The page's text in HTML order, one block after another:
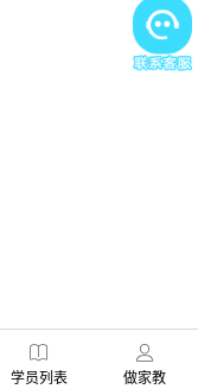
学员列表 做家教